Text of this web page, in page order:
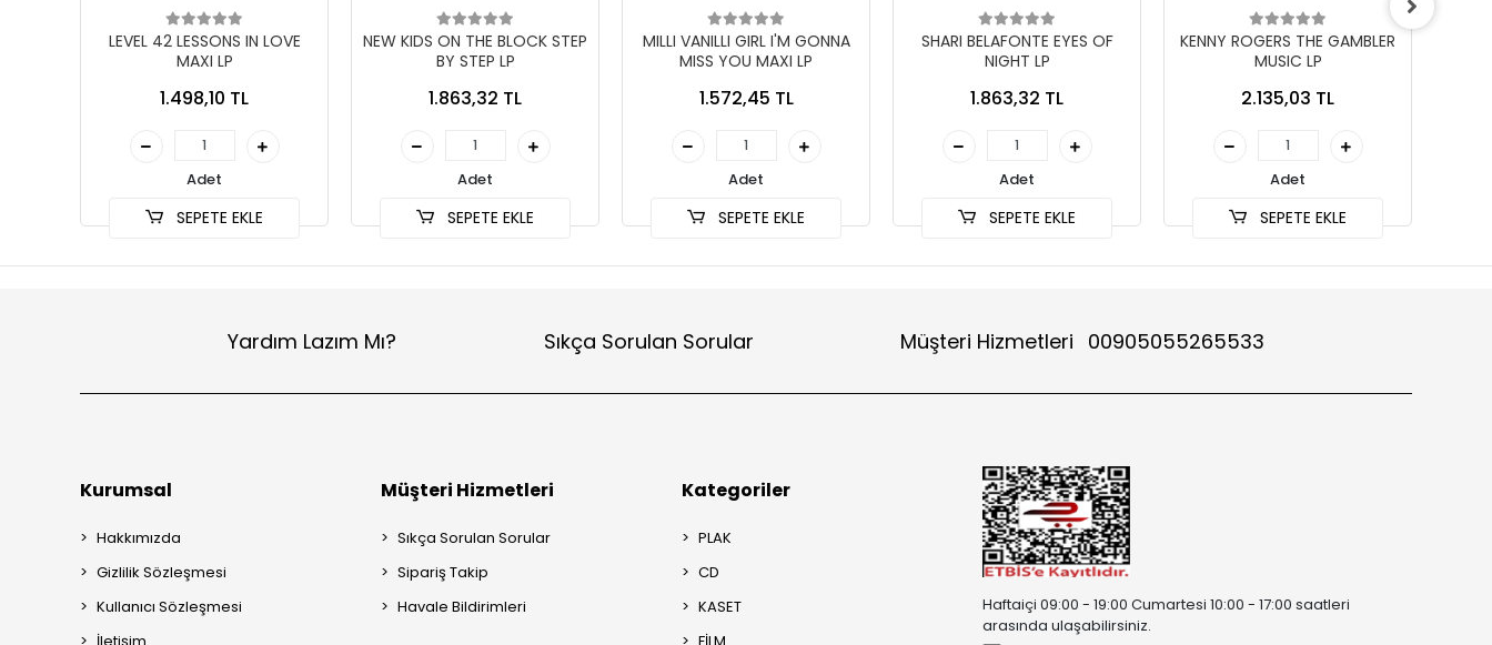
LEVEL 42 LESSONS IN LOVE
MAXI LP
1.498,10 TL
Adet
SEPETE EKLE
NEW KIDS ON THE BLOCK STEP
BY STEP LP
1.863,32 TL
Adet
SEPETE EKLE
MILLI VANILLI GIRL I'M GONNA
MISS YOU MAXI LP
1.572,45 TL
Adet
SEPETE EKLE
SHARI BELAFONTE EYES OF
NIGHT LP
1.863,32 TL
Adet
SEPETE EKLE
KENNY ROGERS THE GAMBLER
MUSIC LP
2.135,03 TL
Adet
SEPETE EKLE
Yardım Lazım Mı? Sıkça Sorulan Sorular Müşteri Hizmetleri 00905055265533
Kurumsal
Hakkımızda
Gizlilik Sözleşmesi
Kullanıcı Sözleşmesi
Müşteri Hizmetleri
Sıkça Sorulan Sorular
Sipariş Takip
Havale Bildirimleri
Kategoriler
PLAK
CD
KASET
Haftaiçi 09:00 - 19:00 Cumartesi 10:00 - 17:00 saatleri
arasında ulaşabilirsiniz.